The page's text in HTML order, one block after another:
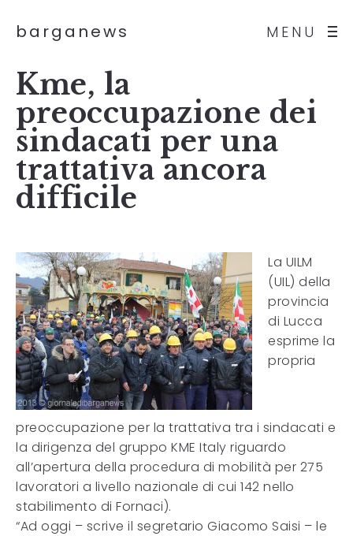
MENU
barganews
Kme, la
preoccupazione dei
sindacati per una
trattativa ancora
difficile
La UILM
(UIL) della
provincia
di Lucca
esprime la
propria
preoccupazione per la trattativa tra i sindacati e
la dirigenza del gruppo KME Italy riguardo
all’apertura della procedura di mobilità per 275
lavoratori a livello nazionale di cui 142 nello
stabilimento di Fornaci).
“Ad oggi – scrive il segretario Giacomo Saisi – le